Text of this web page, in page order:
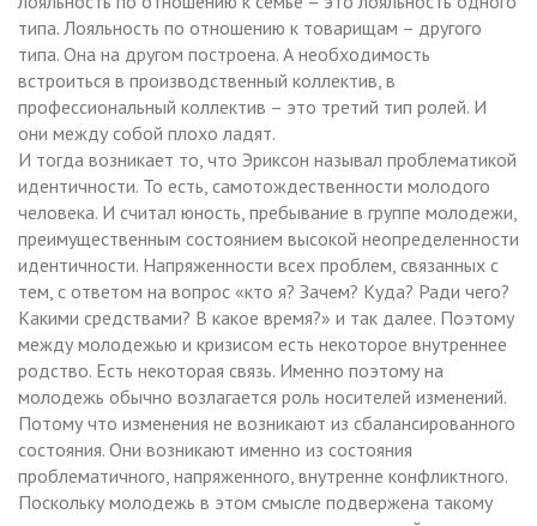
типа. Лояльность по отношению к товарищам – другого
типа. Она на другом построена. А необходимость
встроиться в производственный коллектив, в
профессиональный коллектив – это третий тип ролей. И
они между собой плохо ладят.
И тогда возникает то, что Эриксон называл проблематикой
идентичности. То есть, самотождественности молодого
человека. И считал юность, пребывание в группе молодежи,
преимущественным состоянием высокой неопределенности
идентичности. Напряженности всех проблем, связанных с
тем, с ответом на вопрос «кто я? Зачем? Куда? Ради чего?
Какими средствами? В какое время?» и так далее. Поэтому
между молодежью и кризисом есть некоторое внутреннее
родство. Есть некоторая связь. Именно поэтому на
молодежь обычно возлагается роль носителей изменений.
Потому что изменения не возникают из сбалансированного
состояния. Они возникают именно из состояния
проблематичного, напряженного, внутренне конфликтного.
Поскольку молодежь в этом смысле подвержена такому